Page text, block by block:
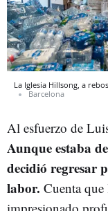
La Iglesia Hillsong, a
Barcelona
Al esfuerzo de
Aunque estaba
decidió regresar
labor. Cuenta que
impresionado